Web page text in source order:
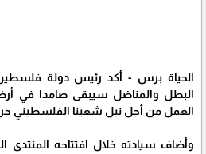
الحياة برس - أكد رئيس دولة
البطل والمناضل سيبقى صامدا في
العمل من أجل نيل شعبنا الفلسطيني
وأضاف سيادته خلال افتتاحه المنتدى